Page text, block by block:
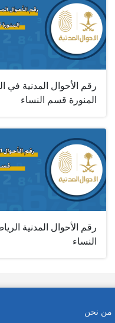
رقم الأحوال المدنية في
المنورة قسم النساء
رقم الأحوال المدنية
النساء
من نحن